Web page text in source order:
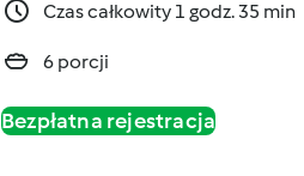
Czas całkowity 1 godz. 35 min
6 porcji
Bezpłatna rejestracja